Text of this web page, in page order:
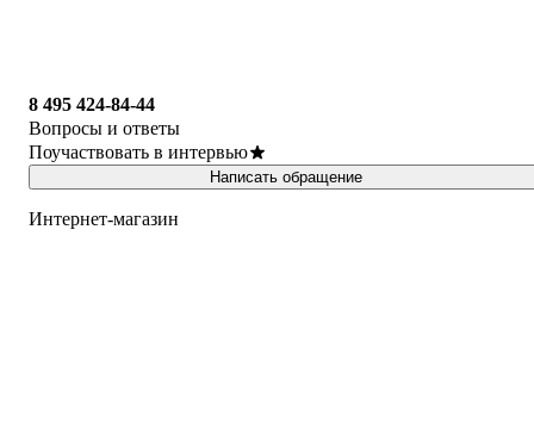
8 495 424-84-44
Вопросы и ответы
Поучаствовать в интервью
Написать обращение
Интернет-магазин